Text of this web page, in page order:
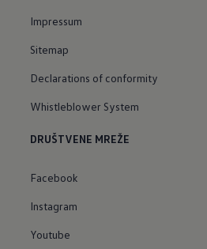
Impressum
Sitemap
Declarations of conformity
Whistleblower System
DRUŠTVENE MREŽE
Facebook
Instagram
Youtube